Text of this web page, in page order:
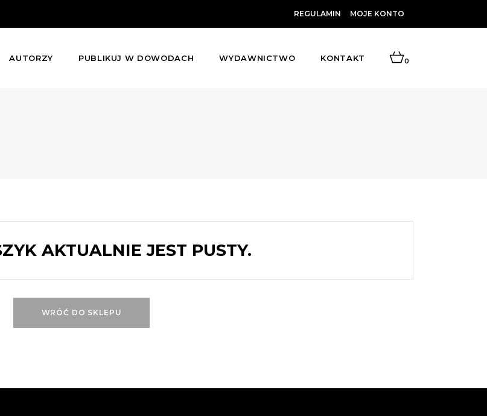
REGULAMIN MOJE KONTO
AUTORZY PUBLIKUJ W DOWODACH WYDAWNICTWO KONTAKT 0
AKTUALNIE JEST PUSTY.
WRÓĆ DO SKLEPU